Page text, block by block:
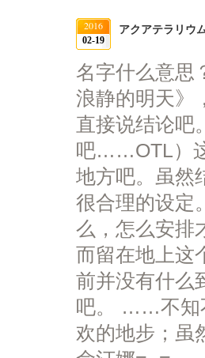
2016
02-19
アクアテラリウ
名字什么意思
浪静的明天
直接说结论吧
吧……OTL）
地方吧。虽然
很合理的设
么，怎么安排
而留在地上这
前并没有什么
吧。 ……不知
欢的地步；